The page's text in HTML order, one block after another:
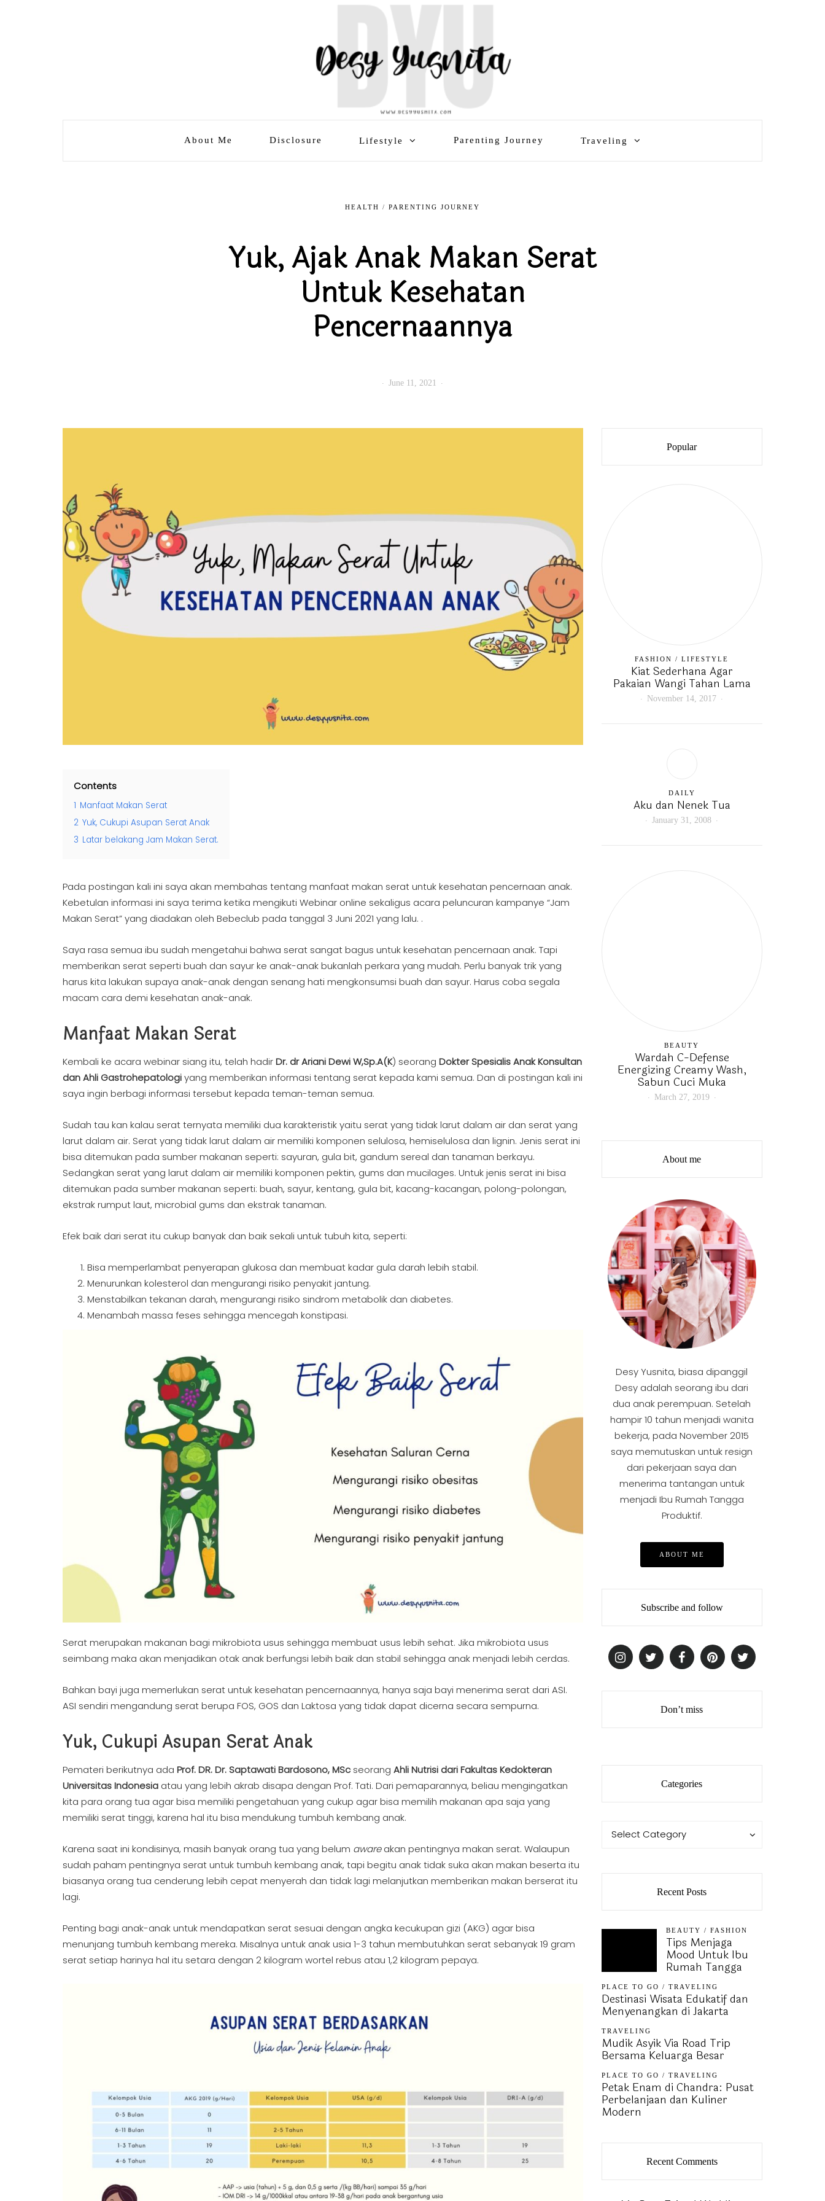
About Me Disclosure Lifestyle Parenting Journey Traveling
HEALTH / PARENTING JOURNEY
Yuk, Ajak Anak Makan Serat
Untuk Kesehatan
Pencernaannya
June 11, 2021
Contents
1 Manfaat Makan Serat
2 Yuk, Cukupi Asupan Serat Anak
3 Latar belakang Jam Makan Serat.
Pada postingan kali ini saya akan membahas tentang manfaat makan serat untuk kesehatan pencernaan anak.
Kebetulan informasi ini saya terima ketika mengikuti Webinar online sekaligus acara peluncuran kampanye “Jam
Makan Serat” yang diadakan oleh Bebeclub pada tanggal 3 Juni 2021 yang lalu. .
Saya rasa semua ibu sudah mengetahui bahwa serat sangat bagus untuk kesehatan pencernaan anak. Tapi
memberikan serat seperti buah dan sayur ke anak-anak bukanlah perkara yang mudah. Perlu banyak trik yang
harus kita lakukan supaya anak-anak dengan senang hati mengkonsumsi buah dan sayur. Harus coba segala
macam cara demi kesehatan anak-anak.
Manfaat Makan Serat
Kembali ke acara webinar siang itu, telah hadirDr. dr Ariani Dewi W,Sp.A(K) seorang Dokter Spesialis Anak Konsultan
dan Ahli Gastrohepatologiyang memberikan informasi tentang serat kepada kami semua. Dan di postingan kali ini
saya ingin berbagi informasi tersebut kepada teman-teman semua.
Sudah tau kan kalau serat ternyata memiliki dua karakteristik yaitu serat yang tidak larut dalam air dan serat yang
larut dalam air. Serat yang tidak larut dalam air memiliki komponen selulosa, hemiselulosa dan lignin. Jenis serat ini
bisa ditemukan pada sumber makanan seperti: sayuran, gula bit, gandum sereal dan tanaman berkayu.
Sedangkan serat yang larut dalam air memiliki komponen pektin, gums dan mucilages. Untuk jenis serat ini bisa
ditemukan pada sumber makanan seperti: buah, sayur, kentang, gula bit, kacang-kacangan, polong-polongan,
ekstrak rumput laut, microbial gums dan ekstrak tanaman.
Efek baik dari serat itu cukup banyak dan baik sekali untuk tubuh kita, seperti:
Bisa memperlambat penyerapan glukosa dan membuat kadar gula darah lebih stabil.
Menurunkan kolesterol dan mengurangi risiko penyakit jantung.
Menstabilkan tekanan darah, mengurangi risiko sindrom metabolik dan diabetes.
Menambah massa feses sehingga mencegah konstipasi.
Serat merupakan makanan bagi mikrobiota usus sehingga membuat usus lebih sehat. Jika mikrobiota usus
seimbang maka akan menjadikan otak anak berfungsi lebih baik dan stabil sehingga anak menjadi lebih cerdas.
Bahkan bayi juga memerlukan serat untuk kesehatan pencernaannya, hanya saja bayi menerima serat dari ASI.
ASI sendiri mengandung serat berupa FOS, GOS dan Laktosa yang tidak dapat dicerna secara sempurna.
Yuk, Cukupi Asupan Serat Anak
Pemateri berikutnya ada Prof. DR. Dr. Saptawati Bardosono, MScseorang Ahli Nutrisi dari Fakultas Kedokteran
Universitas Indonesia atau yang lebih akrab disapa dengan Prof. Tati. Dari pemaparannya, beliau mengingatkan
kita para orang tua agar bisa memiliki pengetahuan yang cukup agar bisa memilih makanan apa saja yang
memiliki serat tinggi, karena hal itu bisa mendukung tumbuh kembang anak.
Karena saat ini kondisinya, masih banyak orang tua yang belum awareakan pentingnya makan serat. Walaupun
sudah paham pentingnya serat untuk tumbuh kembang anak, tapi begitu anak tidak suka akan makan beserta itu
biasanya orang tua cenderung lebih cepat menyerah dan tidak lagi melanjutkan memberikan makan berserat itu
lagi.
Penting bagi anak-anak untuk mendapatkan serat sesuai dengan angka kecukupan gizi (AKG) agar bisa
menunjang tumbuh kembang mereka. Misalnya untuk anak usia 1-3 tahun membutuhkan serat sebanyak 19 gram
serat setiap harinya hal itu setara dengan 2 kilogram wortel rebus atau 1,2 kilogram pepaya.
Popular
FASHION /LIFESTYLE
Kiat Sederhana Agar
Pakaian Wangi Tahan Lama
November 14, 2017
DAILY
Aku dan Nenek Tua
January 31, 2008
BEAUTY
Wardah C-Defense
Energizing Creamy Wash,
Sabun Cuci Muka
March 27, 2019
About me
Desy Yusnita, biasa dipanggil
Desy adalah seorang ibu dari
dua anak perempuan. Setelah
hampir 10 tahun menjadi wanita
bekerja, pada November 2015
saya memutuskan untuk resign
dari pekerjaan saya dan
menerima tantangan untuk
menjadi Ibu Rumah Tangga
Produktif.
ABOUT ME
Subscribe and follow
Don’t miss
Categories
Categories
Select Category
Categories
Recent Posts
BEAUTY / FASHION
Tips Menjaga
Mood Untuk Ibu
Rumah Tangga
PLACE TO GO / TRAVELING
Destinasi Wisata Edukatif dan
Menyenangkan di Jakarta
TRAVELING
Mudik Asyik Via Road Trip
Bersama Keluarga Besar
PLACE TO GO / TRAVELING
Petak Enam di Chandra: Pusat
Perbelanjaan dan Kuliner
Modern
Recent Comments